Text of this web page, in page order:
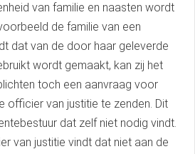
van familie en naasten wordt
de familie van een
dat van de door haar geleverde
wordt gemaakt, kan zij het
toch een aanvraag voor
officier van justitie te zenden. Dit
dat zelf niet nodig vindt.
van justitie vindt dat niet aan de